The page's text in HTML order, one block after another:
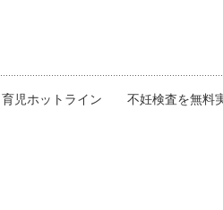
育児ホットライン 不妊検査を無料